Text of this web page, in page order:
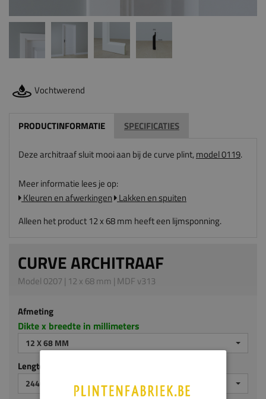
Vochtwerend
PRODUCTINFORMATIE SPECIFICATIES
Deze architraaf sluit mooi aan bij de curve plint,model 0119.
Meer informatie lees je op:
Kleuren en afwerkingen Lakken en spuiten
Alleen het product 12 x 68 mm heeft een lijmsponning.
CURVE ARCHITRAAF
Model 0207 | 12 x 68 mm | MDF v313
Afmeting
Dikte x breedte in millimeters
12 X 68 MM
Lengte (mm)
2440 MM